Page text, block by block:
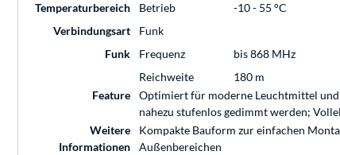
Temperaturbereich
Betrieb
-10 - 55 °C
Verbindungsart
Funk
Funk
Frequenz
bis 868 MHz
Reichweite
180 m
Feature
Optimiert für moderne Leuchtmittel und
nahezu stufenlos gedimmt werden;
Weitere
Informationen
Kompakte Bauform zur einfachen
Außenbereichen